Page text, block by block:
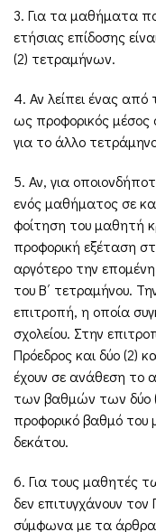
3. Για τα μαθήματα
ετήσιας επίδοσης
(2) τετραμήνων.
4. Αν λείπει ένας από
ως προφορικός μέσος
για το άλλο
5. Αν, για
ενός μαθήματος σε
φοίτηση του μαθητή
προφορική εξέταση
αργότερο την
του Β΄ τετραμήνου.
επιτροπή, η οποία
σχολείου. Στην
Πρόεδρος και δύο (2)
έχουν σε ανάθεση το
των βαθμών των δύο
προφορικό βαθμό του
δεκάτου.
6. Για τους μαθητές
δεν επιτυγχάνουν
σύμφωνα με τα άρθρα